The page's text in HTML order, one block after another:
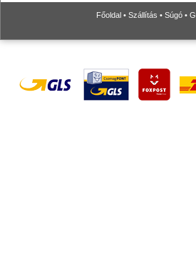
Főoldal • Szállítás • Súgó •